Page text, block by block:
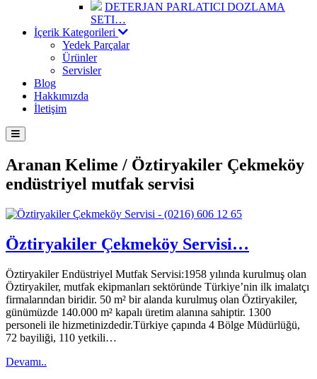
DETERJAN PARLATICI DOZLAMA
SETI…
İçerik Kategorileri
Yedek Parçalar
Ürünler
Servisler
Blog
Hakkımızda
İletişim
Aranan Kelime / Öztiryakiler Çekmeköy
endüstriyel mutfak servisi
Öztiryakiler Çekmeköy Servisi…
Öztiryakiler Endüstriyel Mutfak Servisi:1958 yılında kurulmuş olan
Öztiryakiler, mutfak ekipmanları sektöründe Türkiye’nin ilk imalatçı
firmalarından biridir. 50 m² bir alanda kurulmuş olan Öztiryakiler,
günümüzde 140.000 m² kapalı üretim alanına sahiptir. 1300
personeli ile hizmetinizdedir.Türkiye çapında 4 Bölge Müdürlüğü,
72 bayiliği, 110 yetkili…
Devamı..